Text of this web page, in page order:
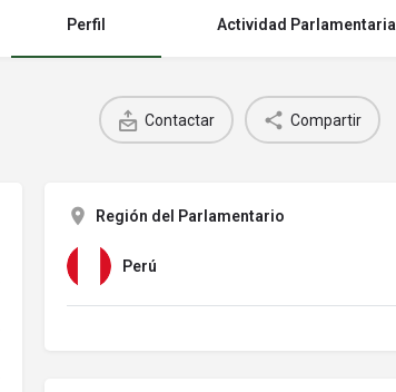
Perfil Actividad Parlamentaria
Contactar Compartir
Región del Parlamentario
Perú